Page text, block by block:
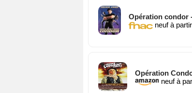
Opération condor
neuf à
Opération
neuf à